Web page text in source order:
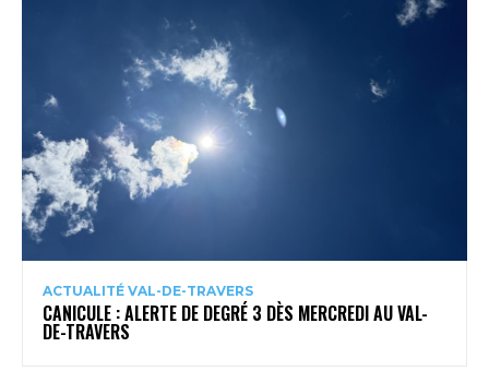
ACTUALITÉ VAL-DE-TRAVERS
CANICULE : ALERTE DE DEGRÉ 3 DÈS MERCREDI AU VAL-
DE-TRAVERS